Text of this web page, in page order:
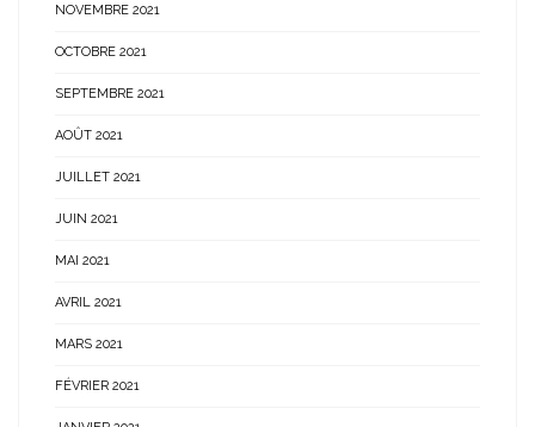
NOVEMBRE 2021
OCTOBRE 2021
SEPTEMBRE 2021
AOÛT 2021
JUILLET 2021
JUIN 2021
MAI 2021
AVRIL 2021
MARS 2021
FÉVRIER 2021